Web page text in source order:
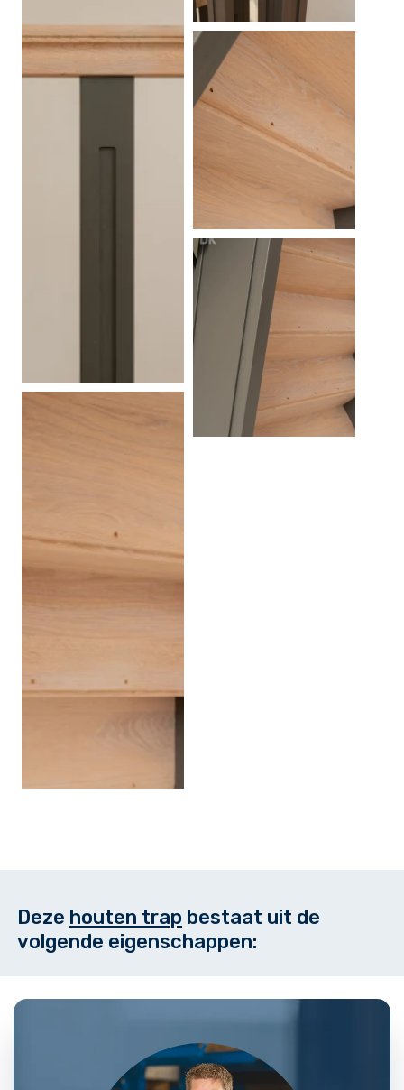
Deze houten trap bestaat uit de
volgende eigenschappen: